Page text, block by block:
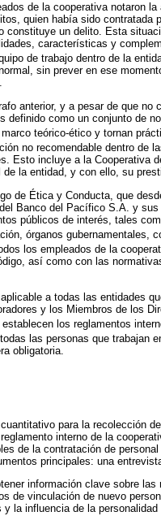
de la cooperativa notaron
quien había sido contratada
constituye un delito. Esta
características y
de trabajo dentro de la
sin prever en ese
anterior, y a pesar de que
definido como un conjunto de
teórico-ético y tornan
no recomendable dentro de
Esto incluye a la Cooperativa
la entidad, y con ello, su
de Ética y Conducta, que
Banco del Pacífico S.A. y
públicos de interés, tales
órganos gubernamentales,
los empleados de la
así como con las
a todas las entidades
y los Miembros de los
los reglamentos
las personas que trabajan
obligatoria.
para la recolección
interno de la
de la contratación de
principales: una
información clave sobre
de vinculación de nuevo
la influencia de la